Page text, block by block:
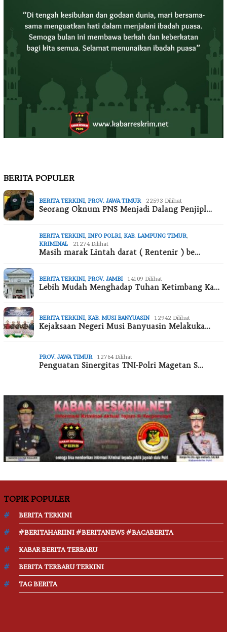
BERITA POPULER
BERITA TERKINI, PROV. JAWA TIMUR 22593 Dilihat
Seorang Oknum PNS Menjadi Dalang Penjipl…
BERITA TERKINI, INFO POLRI, KAB. LAMPUNG TIMUR,
KRIMINAL
21274 Dilihat
Masih marak Lintah darat ( Rentenir ) be…
BERITA TERKINI, PROV. JAMBI 14109 Dilihat
Lebih Mudah Menghadap Tuhan Ketimbang Ka…
BERITA TERKINI, KAB. MUSI BANYUASIN 12942 Dilihat
Kejaksaan Negeri Musi Banyuasin Melakuka…
PROV. JAWA TIMUR 12764 Dilihat
Penguatan Sinergitas TNI-Polri Magetan S…
TOPIK POPULER
BERITA TERKINI
#BERITAHARIINI #BERITANEWS #BACABERITA
KABAR BERITA TERBARU
BERITA TERBARU TERKINI
TAG BERITA